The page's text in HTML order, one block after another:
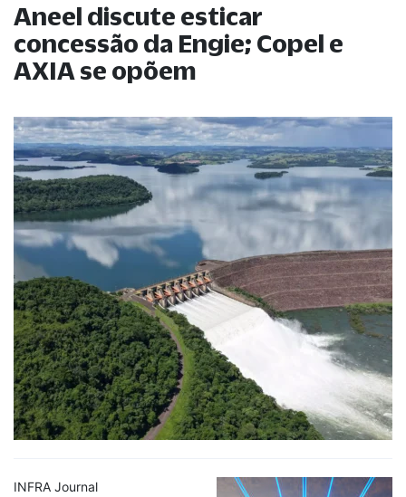
Aneel discute esticar
concessão da Engie; Copel e
AXIA se opõem
INFRA Journal